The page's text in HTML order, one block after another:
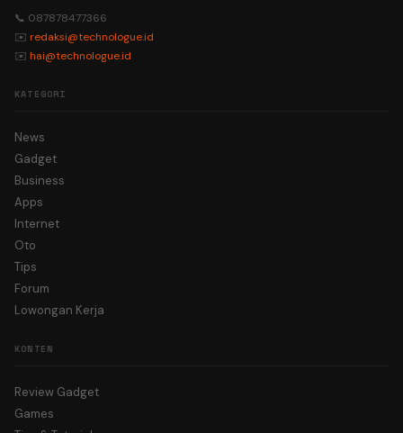
📞 087878477366
✉️ redaksi@technologue.id
✉️ hai@technologue.id
KATEGORI
News
Gadget
Business
Apps
Internet
Oto
Tips
Forum
Lowongan Kerja
KONTEN
Review Gadget
Games